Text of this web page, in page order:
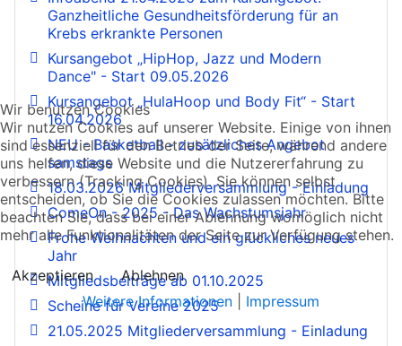
Ganzheitliche Gesundheitsförderung für an
Krebs erkrankte Personen
Kursangebot „HipHop, Jazz und Modern
Dance" - Start 09.05.2026
Kursangebot „HulaHoop und Body Fit“ - Start
16.04.2026
NEU - Basketball - zusätzliches Angebot
samstags
18.03.2026 Mitgliederversammlung - Einladung
ComeOn - 2025 - Das Wachstumsjahr
Frohe Weihnachten und ein glückliches neues
Jahr
Mitgliedsbeiträge ab 01.10.2025
Scheine für Vereine 2025
21.05.2025 Mitgliederversammlung - Einladung
Wir benutzen Cookies
Wir nutzen Cookies auf unserer Website. Einige von ihnen
sind essenziell für den Betrieb der Seite, während andere
uns helfen, diese Website und die Nutzererfahrung zu
verbessern (Tracking Cookies). Sie können selbst
entscheiden, ob Sie die Cookies zulassen möchten. Bitte
beachten Sie, dass bei einer Ablehnung womöglich nicht
mehr alle Funktionalitäten der Seite zur Verfügung stehen.
Akzeptieren
Ablehnen
Weitere Informationen
Impressum